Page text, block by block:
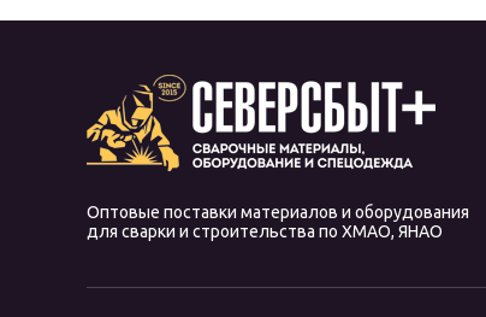
Оптовые поставки материалов и оборудования
для сварки и строительства по ХМАО, ЯНАО